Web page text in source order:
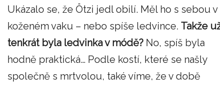
Ukázalo se, že Ötzi jedl obilí. Měl ho s sebou v
koženém vaku – nebo spíše ledvince. Takže
tenkrát byla ledvinka v módě? No, spíš byla
hodně praktická… Podle kostí, které se našly
společně s mrtvolou, také víme, že v době